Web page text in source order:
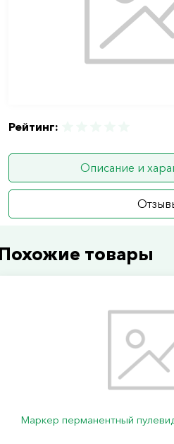
Рейтинг:
Описание и
товары
Маркер перманентный